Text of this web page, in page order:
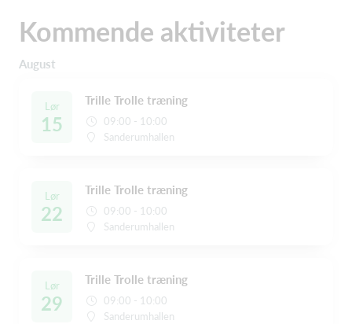
Kommende aktiviteter
August
Lør
15
Trille Trolle træning
09:00 - 10:00
Sanderumhallen
Lør
22
Trille Trolle træning
09:00 - 10:00
Sanderumhallen
Lør
29
Trille Trolle træning
09:00 - 10:00
Sanderumhallen